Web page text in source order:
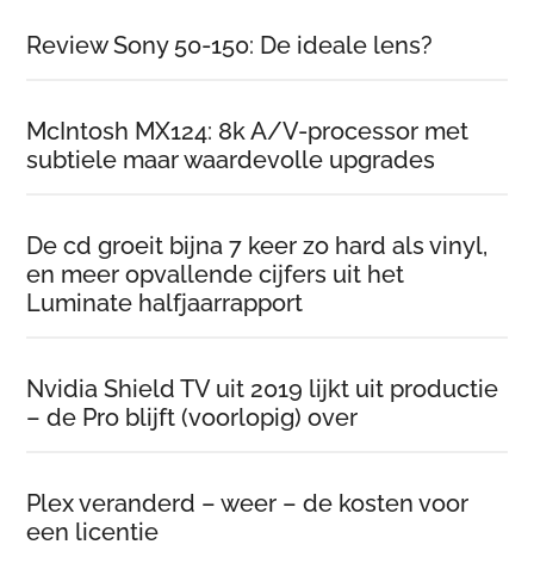
Review Sony 50-150: De ideale lens?
McIntosh MX124: 8k A/V-processor met
subtiele maar waardevolle upgrades
De cd groeit bijna 7 keer zo hard als vinyl,
en meer opvallende cijfers uit het
Luminate halfjaarrapport
Nvidia Shield TV uit 2019 lijkt uit productie
– de Pro blijft (voorlopig) over
Plex veranderd – weer – de kosten voor
een licentie